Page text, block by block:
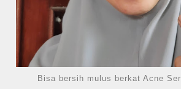
Bisa bersih mulus berkat Acne